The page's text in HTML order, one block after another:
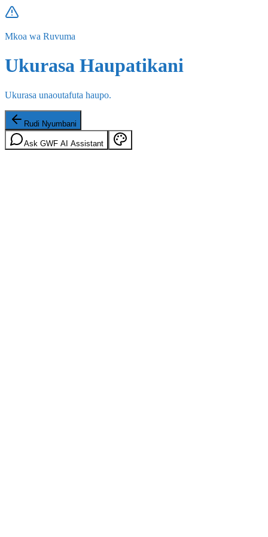
Mkoa wa Ruvuma
Ukurasa Haupatikani
Ukurasa unaoutafuta haupo.
Rudi Nyumbani
Ask GWF AI Assistant